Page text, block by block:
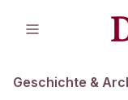
Geschichte &